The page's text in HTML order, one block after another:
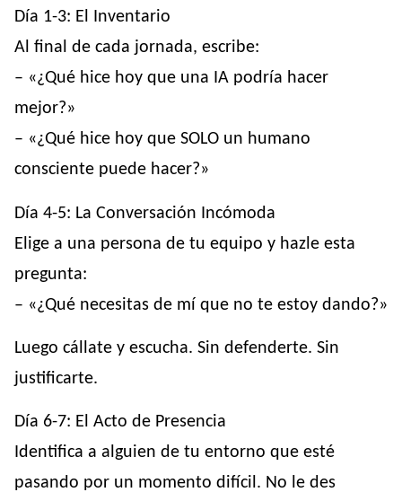
Día 1-3: El Inventario
Al final de cada jornada, escribe:
– «¿Qué hice hoy que una IA podría hacer
mejor?»
– «¿Qué hice hoy que SOLO un humano
consciente puede hacer?»
Día 4-5: La Conversación Incómoda
Elige a una persona de tu equipo y hazle esta
pregunta:
– «¿Qué necesitas de mí que no te estoy dando?»
Luego cállate y escucha. Sin defenderte. Sin
justificarte.
Día 6-7: El Acto de Presencia
Identifica a alguien de tu entorno que esté
pasando por un momento difícil. No le des